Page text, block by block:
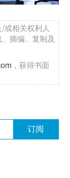
或相关权利人
摘编、复制及
，获得书面
订阅